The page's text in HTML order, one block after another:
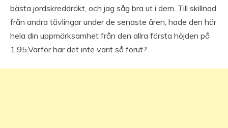
bästa jordskreddräkt, och jag såg bra ut i dem. Till skillnad
från andra tävlingar under de senaste åren, hade den här
hela din uppmärksamhet från den allra första höjden på
1,95.Varför har det inte varit så förut?